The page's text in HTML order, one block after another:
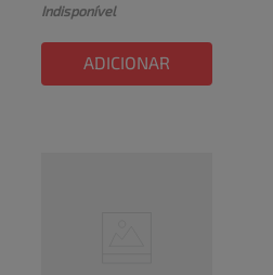
Colorido Contém 16
Indisponível
ADICIONAR